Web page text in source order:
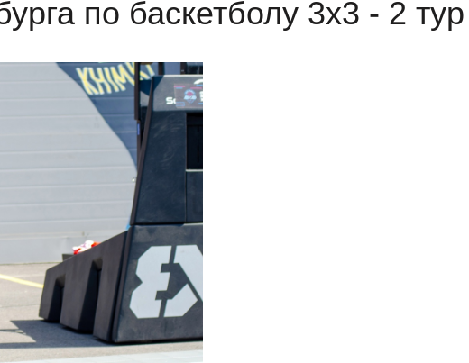
по баскетболу 3х3 - 2 тур